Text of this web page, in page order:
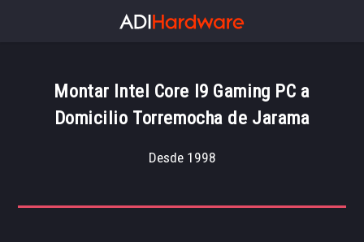
Montar Intel Core I9 Gaming PC a
Domicilio Torremocha de Jarama
Desde 1998